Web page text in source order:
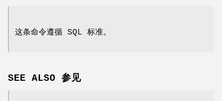
这条命令遵循 SQL 标准。
SEE ALSO 参见